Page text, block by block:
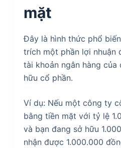
mặt
Đây là hình thức phổ
trích một phần lợi nhuận
tài khoản ngân hàng
hữu cổ phần.
Ví dụ: Nếu một công ty
bằng tiền mặt với tỷ lệ
và bạn đang sở hữu
nhận được 1.000.000